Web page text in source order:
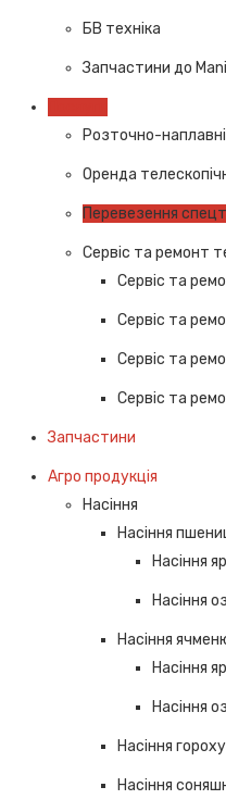
БВ техніка
Запчастини до
Розточно-
Оренда
Перевезення
Сервіс та ремонт
Cервіс та
Cервіс та
Сервіс та
Сервіс та
Запчастини
Агро продукція
Насіння
Насіння
Насіння
Насіння
Насіння
Насіння
Насіння
Насіння гороху
Насіння